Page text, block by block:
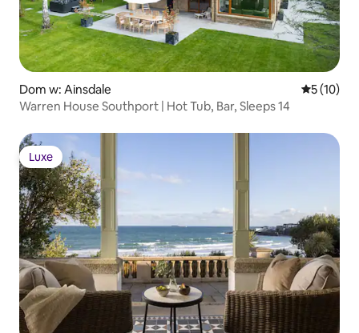
Dom w: Ainsdale Średnia
5 (10)
Warren House Southport | Hot Tub, Bar, Sleeps 14
Luxe
Luxe